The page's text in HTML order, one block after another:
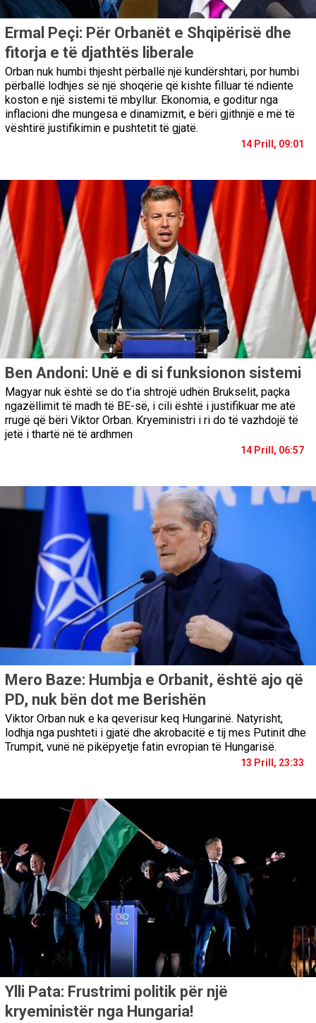
Ermal Peçi: Për Orbanët e Shqipërisë dhe
fitorja e të djathtës liberale
Orban nuk humbi thjesht përballë një kundërshtari, por humbi
përballë lodhjes së një shoqërie që kishte filluar të ndiente
koston e një sistemi të mbyllur. Ekonomia, e goditur nga
inflacioni dhe mungesa e dinamizmit, e bëri gjithnjë e më të
vështirë justifikimin e pushtetit të gjatë.
14 Prill, 09:01
Ben Andoni: Unë e di si funksionon sistemi
Magyar nuk është se do t’ia shtrojë udhën Brukselit, paçka
ngazëllimit të madh të BE-së, i cili është i justifikuar me atë
rrugë që bëri Viktor Orban. Kryeministri i ri do të vazhdojë të
jetë i thartë në të ardhmen
14 Prill, 06:57
Mero Baze: Humbja e Orbanit, është ajo që
PD, nuk bën dot me Berishën
Viktor Orban nuk e ka qeverisur keq Hungarinë. Natyrisht,
lodhja nga pushteti i gjatë dhe akrobacitë e tij mes Putinit dhe
Trumpit, vunë në pikëpyetje fatin evropian të Hungarisë.
13 Prill, 23:33
Ylli Pata: Frustrimi politik për një
kryeministër nga Hungaria!